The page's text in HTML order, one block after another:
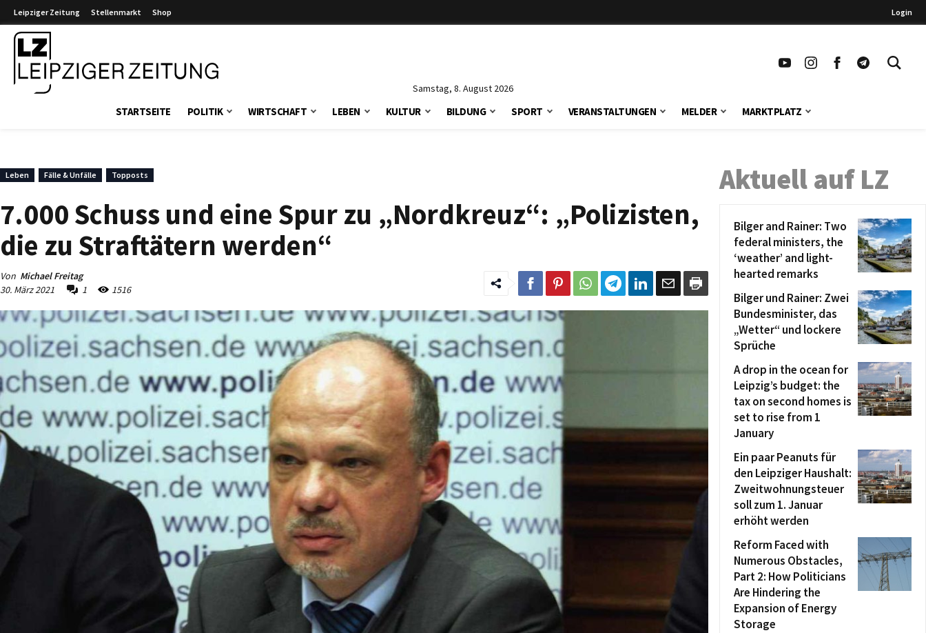
Leipziger Zeitung Stellenmarkt Shop Login
Samstag, 8. August 2026
STARTSEITE POLITIK WIRTSCHAFT LEBEN KULTUR BILDUNG SPORT VERANSTALTUNGEN MELDER MARKTPLATZ
Leben Fälle & Unfälle Topposts
7.000 Schuss und eine Spur zu „Nordkreuz“: „Polizisten,
die zu Straftätern werden“
Von Michael Freitag
30. März 2021
1 1516
Aktuell auf LZ
Bilger and Rainer: Two
federal ministers, the
‘weather’ and light-
hearted remarks
Bilger und Rainer: Zwei
Bundesminister, das
„Wetter“ und lockere
Sprüche
A drop in the ocean for
Leipzig’s budget: the
tax on second homes is
set to rise from 1
January
Ein paar Peanuts für
den Leipziger Haushalt:
Zweitwohnungsteuer
soll zum 1. Januar
erhöht werden
Reform Faced with
Numerous Obstacles,
Part 2: How Politicians
Are Hindering the
Expansion of Energy
Storage